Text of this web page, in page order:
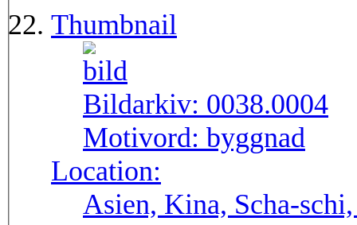
Thumbnail
Bildarkiv: 0038.0004
Motivord: byggnad
Location:
Asien, Kina, Scha-